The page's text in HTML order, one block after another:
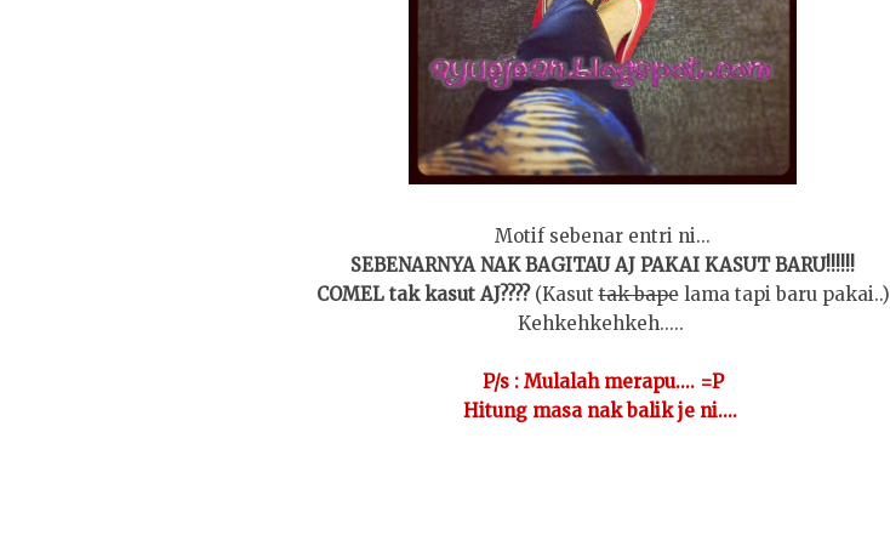
Motif sebenar entri ni...
SEBENARNYA NAK BAGITAU AJ PAKAI KASUT BARU!!!!!!
COMEL tak kasut AJ???? (Kasuttak bapelama tapi baru pakai..)
Kehkehkehkeh.....
P/s : Mulalah merapu.... =P
Hitung masa nak balik je ni....